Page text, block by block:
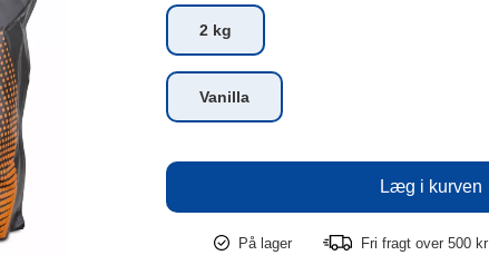
2 kg
Vanilla
På lager Fri fragt over 500 kr